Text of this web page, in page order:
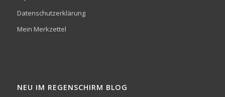
Datenschutzerklärung
Mein Merkzettel
NEU IM REGENSCHIRM BLOG